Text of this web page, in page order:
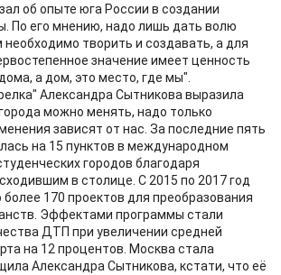
об опыте юга России в создании
По его мнению, надо лишь дать волю
творить и создавать, а для
значение имеет ценность
а дом, это место, где мы".
Александра Сытникова выразила
можно менять, надо только
зависят от нас. За последние пять
на 15 пунктов в международном
городов благодаря
в столице. С 2015 по 2017 год
170 проектов для преобразования
Эффектами программы стали
ДТП при увеличении средней
на 12 процентов. Москва стала
Александра Сытникова, кстати, что её